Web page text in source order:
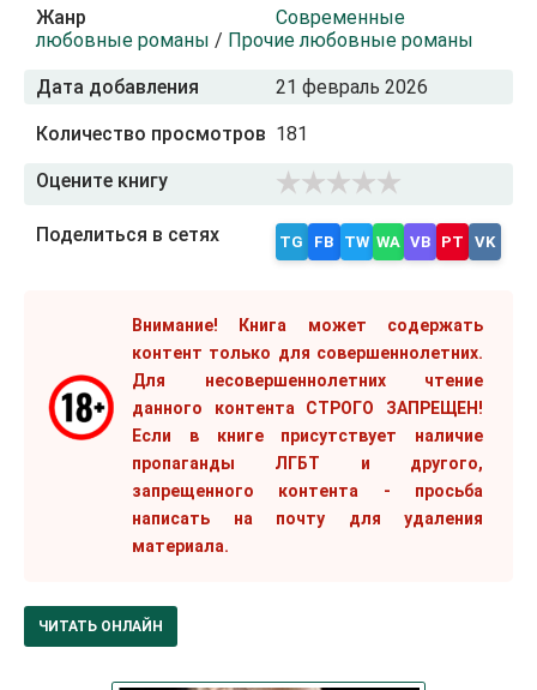
Жанр
Современные
любовные романы / Прочие любовные романы
Дата добавления 21 февраль 2026
Количество просмотров 181
Оцените книгу
Поделиться в сетях TG FB TW WA VB PT VK
Внимание! Книга может содержать
контент только для совершеннолетних.
Для несовершеннолетних чтение
данного контента СТРОГО ЗАПРЕЩЕН!
Если в книге присутствует наличие
пропаганды ЛГБТ и другого,
запрещенного контента - просьба
написать на почту для удаления
материала.
ЧИТАТЬ ОНЛАЙН